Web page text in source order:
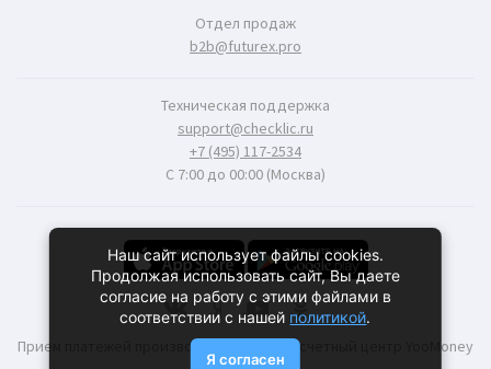
Отдел продаж
b2b@futurex.pro
Техническая поддержка
support@checklic.ru
+7 (495) 117-2534
С 7:00 до 00:00 (Москва)
Прием платежей производится через расчетный центр YooMoney
Наш сайт использует файлы cookies.
Продолжая использовать сайт, Вы даете
согласие на работу с этими файлами в
соответствии с нашей политикой.
Я согласен